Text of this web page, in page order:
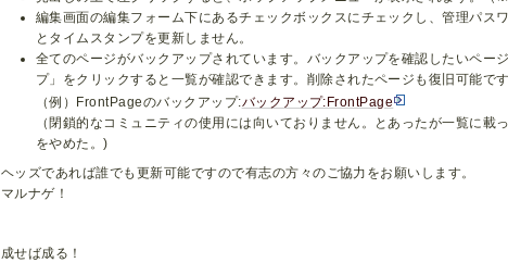
編集画面の編集フォーム下にあるチェックボックスにチェックし、管理パス
とタイムスタンプを更新しません。
全てのページがバックアップされています。バックアップを確認したいペー
プ」をクリックすると一覧が確認できます。削除されたページも復旧可能で
（例）FrontPageのバックアップ:バックアップ:FrontPage
（閉鎖的なコミュニティの使用には向いておりません。とあったが一覧に
をやめた。)
ヘッズであれば誰でも更新可能ですので有志の方々のご協力をお願いします。
マルナゲ！
成せば成る！